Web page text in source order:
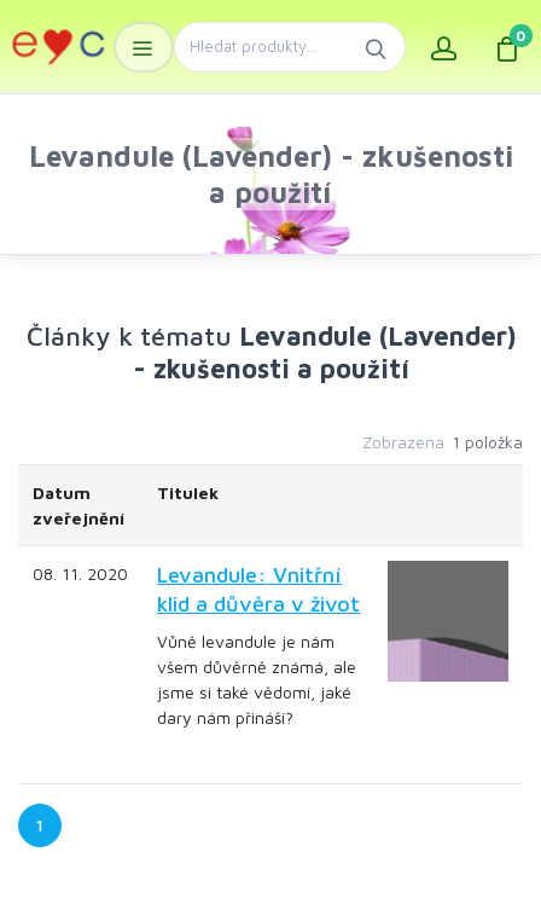
0
Levandule (Lavender) - zkušenosti
a použití
Články k tématu Levandule (Lavender)
- zkušenosti a použití
Zobrazena 1 položka
Datum
zveřejnění
Titulek
08. 11. 2020
Levandule: Vnitřní
klid a důvěra v život
Vůně levandule je nám
všem důvěrně známá, ale
jsme si také vědomí, jaké
dary nám přináší?
1